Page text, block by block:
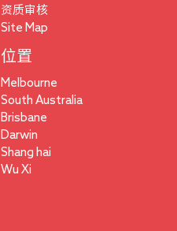
资质审核
Site Map
位置
Melbourne
South Australia
Brisbane
Darwin
Shang hai
Wu Xi